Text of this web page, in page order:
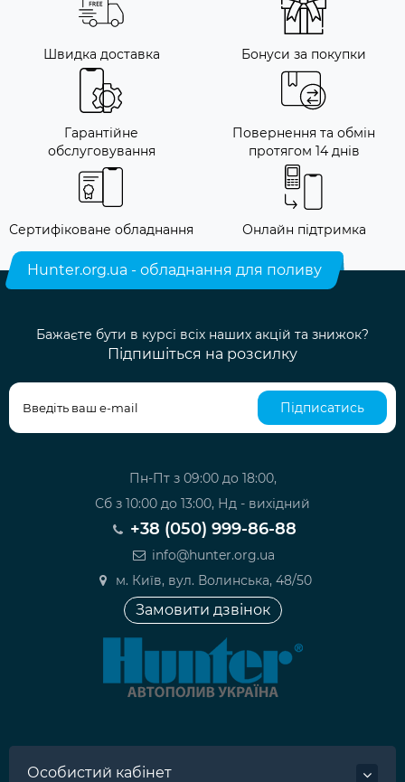
Швидка доставка Бонуси за покупки
Гарантійне
обслуговування
Повернення та обмін
протягом 14 днів
Сертифіковане обладнання Онлайн підтримка
Hunter.org.ua - обладнання для поливу
Бажаєте бути в курсі всіх наших акцій та знижок?
Підпишіться на розсилку
Підписатись
Пн-Пт з 09:00 до 18:00,
Сб з 10:00 до 13:00, Нд - вихідний
+38 (050) 999-86-88
info@hunter.org.ua
м. Київ, вул. Волинська, 48/50
Замовити дзвінок
Особистий кабінет